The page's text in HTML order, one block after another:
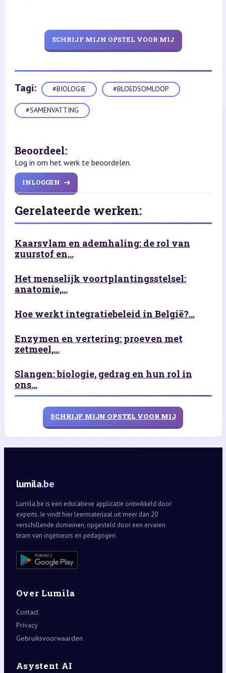
SCHRIJF MIJN OPSTEL VOOR MIJ
Tagi: #BIOLOGIE #BLOEDSOMLOOP
#SAMENVATTING
Beoordeel:
Log in om het werk te beoordelen.
INLOGGEN
Gerelateerde werken:
Kaarsvlam en ademhaling: de rol van
zuurstof en...
Het menselijk voortplantingsstelsel:
anatomie,...
Hoe werkt integratiebeleid in België?...
Enzymen en vertering: proeven met
zetmeel,...
Slangen: biologie, gedrag en hun rol in
ons...
SCHRIJF MIJN OPSTEL VOOR MIJ
lumila.be
Lumila.be is een educatieve applicatie ontwikkeld door
experts. Je vindt hier leermateriaal uit meer dan 20
verschillende domeinen, opgesteld door een ervaren
team van ingenieurs en pedagogen.
Over Lumila
Contact
Privacy
Gebruiksvoorwaarden
Asystent AI